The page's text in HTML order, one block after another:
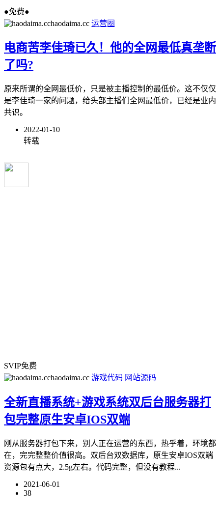
●免费●
haodaima.cc 运营圈
电商苦李佳琦已久！他的全网最低真垄断
了吗?
原来所谓的全网最低价，只是被主播控制的最低价。这不仅仅
是李佳琦一家的问题，给头部主播们全网最低价，已经是业内
共识。
2022-01-10
转载
SVIP免费
haodaima.cc 游戏代码 网站源码
全新直播系统+游戏系统双后台服务器打
包完整原生安卓IOS双端
刚从服务器打包下来，别人正在运营的东西，热乎着，环境都
在，完完整整价值很高。双后台双数据库，原生安卓IOS双端
资源包有点大，2.5g左右。代码完整，但没有教程...
2021-06-01
38